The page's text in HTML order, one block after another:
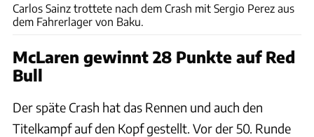
Carlos Sainz trottete nach dem Crash mit Sergio Perez aus
dem Fahrerlager von Baku.
McLaren gewinnt 28 Punkte auf Red
Bull
Der späte Crash hat das Rennen und auch den
Titelkampf auf den Kopf gestellt. Vor der 50. Runde